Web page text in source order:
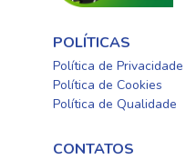
POLÍTICAS
Política de Privacidade
Política de Cookies
Política de Qualidade
CONTATOS